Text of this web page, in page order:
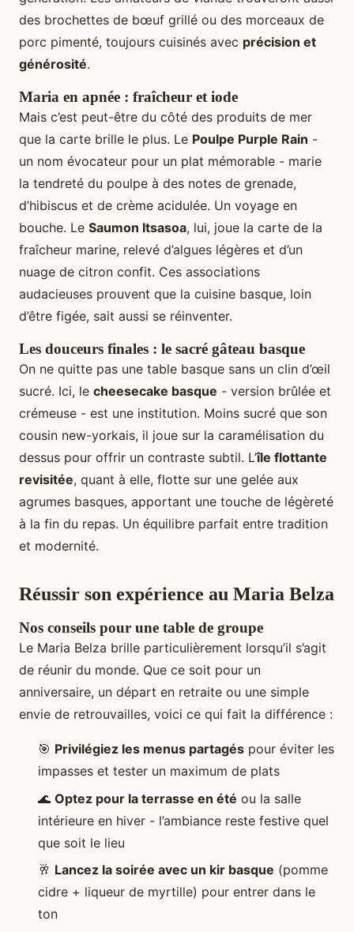
des brochettes de bœuf grillé ou des morceaux de
porc pimenté, toujours cuisinés avec précision et
générosité.
Maria en apnée : fraîcheur et iode
Mais c’est peut-être du côté des produits de mer
que la carte brille le plus. Le Poulpe Purple Rain -
un nom évocateur pour un plat mémorable - marie
la tendreté du poulpe à des notes de grenade,
d’hibiscus et de crème acidulée. Un voyage en
bouche. Le Saumon Itsasoa, lui, joue la carte de la
fraîcheur marine, relevé d’algues légères et d’un
nuage de citron confit. Ces associations
audacieuses prouvent que la cuisine basque, loin
d’être figée, sait aussi se réinventer.
Les douceurs finales : le sacré gâteau basque
On ne quitte pas une table basque sans un clin d’œil
sucré. Ici, le cheesecake basque - version brûlée et
crémeuse - est une institution. Moins sucré que son
cousin new-yorkais, il joue sur la caramélisation du
dessus pour offrir un contraste subtil. L’île flottante
revisitée, quant à elle, flotte sur une gelée aux
agrumes basques, apportant une touche de légèreté
à la fin du repas. Un équilibre parfait entre tradition
et modernité.
Réussir son expérience au Maria Belza
Nos conseils pour une table de groupe
Le Maria Belza brille particulièrement lorsqu’il s’agit
de réunir du monde. Que ce soit pour un
anniversaire, un départ en retraite ou une simple
envie de retrouvailles, voici ce qui fait la différence :
🎯 Privilégiez les menus partagés pour éviter les
impasses et tester un maximum de plats
🌊 Optez pour la terrasse en été ou la salle
intérieure en hiver - l’ambiance reste festive quel
que soit le lieu
🥂 Lancez la soirée avec un kir basque (pomme
cidre + liqueur de myrtille) pour entrer dans le
ton